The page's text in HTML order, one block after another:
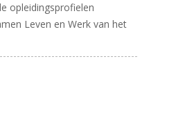
opleidingsprofielen
Leven en Werk van het